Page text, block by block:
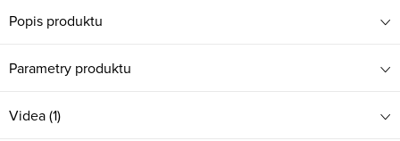
Popis produktu
Parametry produktu
Videa (1)